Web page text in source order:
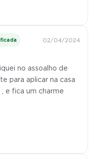
02/04/2024
no assoalho de
para aplicar na casa
e fica um charme